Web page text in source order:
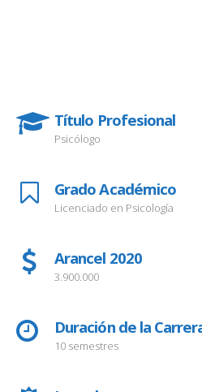
Título Profesional
Psicólogo
Grado Académico
Licenciado en Psicología
Arancel 2020
3.900.000
Duración de la
10 semestres